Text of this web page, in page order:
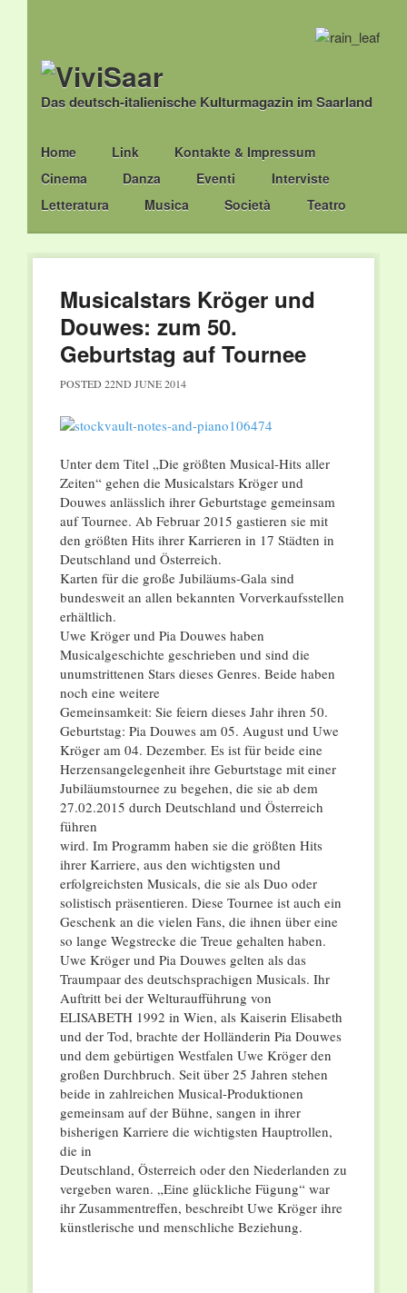
Das deutsch-italienische Kulturmagazin im Saarland
Main menu
Skip
to
content
Home Link
Kontakte & Impressum
Cinema
Danza Eventi
Interviste
Letteratura
Musica Società Teatro
Musicalstars Kröger und
Douwes: zum 50.
Geburtstag auf Tournee
POSTED 22ND JUNE 2014
Unter dem Titel „Die größten Musical-Hits aller
Zeiten“ gehen die Musicalstars Kröger und
Douwes anlässlich ihrer Geburtstage gemeinsam
auf Tournee. Ab Februar 2015 gastieren sie mit
den größten Hits ihrer Karrieren in 17 Städten in
Deutschland und Österreich.
Karten für die große Jubiläums-Gala sind
bundesweit an allen bekannten Vorverkaufsstellen
erhältlich.
Uwe Kröger und Pia Douwes haben
Musicalgeschichte geschrieben und sind die
unumstrittenen Stars dieses Genres. Beide haben
noch eine weitere
Gemeinsamkeit: Sie feiern dieses Jahr ihren 50.
Geburtstag: Pia Douwes am 05. August und Uwe
Kröger am 04. Dezember. Es ist für beide eine
Herzensangelegenheit ihre Geburtstage mit einer
Jubiläumstournee zu begehen, die sie ab dem
27.02.2015 durch Deutschland und Österreich
führen
wird. Im Programm haben sie die größten Hits
ihrer Karriere, aus den wichtigsten und
erfolgreichsten Musicals, die sie als Duo oder
solistisch präsentieren. Diese Tournee ist auch ein
Geschenk an die vielen Fans, die ihnen über eine
so lange Wegstrecke die Treue gehalten haben.
Uwe Kröger und Pia Douwes gelten als das
Traumpaar des deutschsprachigen Musicals. Ihr
Auftritt bei der Welturaufführung von
ELISABETH 1992 in Wien, als Kaiserin Elisabeth
und der Tod, brachte der Holländerin Pia Douwes
und dem gebürtigen Westfalen Uwe Kröger den
großen Durchbruch. Seit über 25 Jahren stehen
beide in zahlreichen Musical-Produktionen
gemeinsam auf der Bühne, sangen in ihrer
bisherigen Karriere die wichtigsten Hauptrollen,
die in
Deutschland, Österreich oder den Niederlanden zu
vergeben waren. „Eine glückliche Fügung“ war
ihr Zusammentreffen, beschreibt Uwe Kröger ihre
künstlerische und menschliche Beziehung.